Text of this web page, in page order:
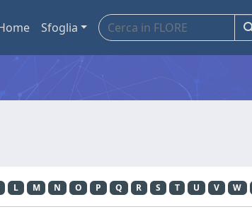
Sfoglia
L M N O P Q R S T U V W